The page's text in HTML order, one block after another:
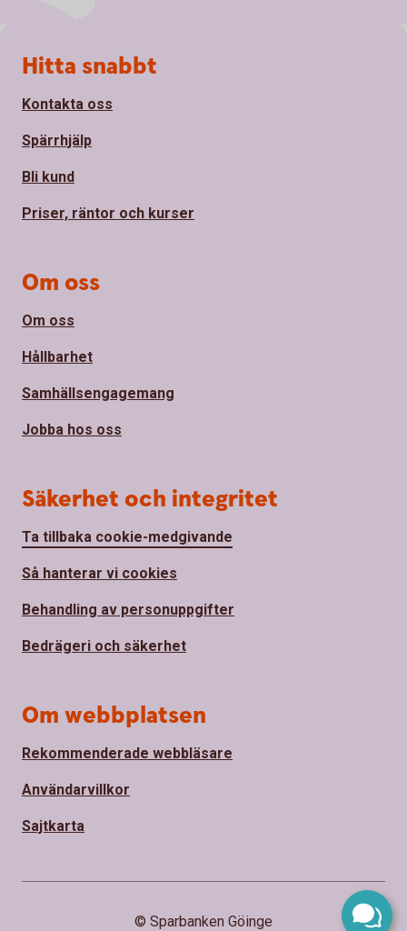
Sidfot
Hitta snabbt
Kontakta oss
Spärrhjälp
Bli kund
Priser, räntor och kurser
Om oss
Om oss
Hållbarhet
Samhällsengagemang
Jobba hos oss
Säkerhet och integritet
Ta tillbaka cookie-medgivande
Så hanterar vi cookies
Behandling av personuppgifter
Bedrägeri och säkerhet
Om webbplatsen
Rekommenderade webbläsare
Användarvillkor
Sajtkarta
© Sparbanken Göinge